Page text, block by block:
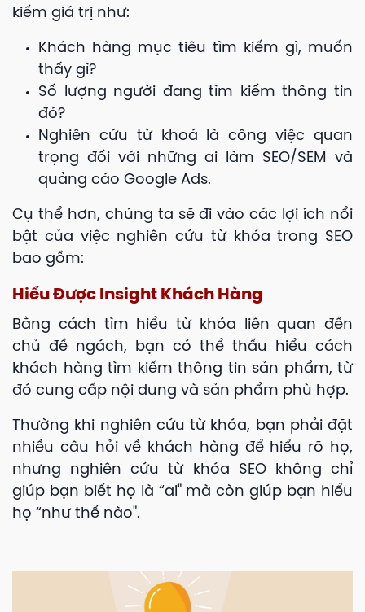
kiếm giá trị như:
Khách hàng mục tiêu tìm kiếm gì, muốn
thấy gì?
Số lượng người đang tìm kiếm thông tin
đó?
Nghiên cứu từ khoá là công việc quan
trọng đối với những ai làm SEO/SEM và
quảng cáo Google Ads.
Cụ thể hơn, chúng ta sẽ đi vào các lợi ích nổi
bật của việc nghiên cứu từ khóa trong SEO
bao gồm:
Hiểu Được Insight Khách Hàng
Bằng cách tìm hiểu từ khóa liên quan đến
chủ đề ngách, bạn có thể thấu hiểu cách
khách hàng tìm kiếm thông tin sản phẩm, từ
đó cung cấp nội dung và sản phẩm phù hợp.
Thường khi nghiên cứu từ khóa, bạn phải đặt
nhiều câu hỏi về khách hàng để hiểu rõ họ,
nhưng nghiên cứu từ khóa SEO không chỉ
giúp bạn biết họ là “ai" mà còn giúp bạn hiểu
họ “như thế nào".